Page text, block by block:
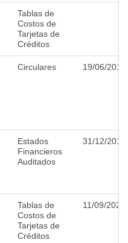
Tablas de
Costos de
Tarjetas de
Créditos
Circulares 19/06/2019
Estados
Financieros
Auditados
31/12/2012
Tablas de
Costos de
Tarjetas de
Créditos
11/09/2025